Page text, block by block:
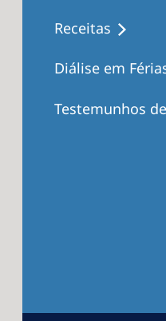
Receitas
Diálise em
Testemunhos